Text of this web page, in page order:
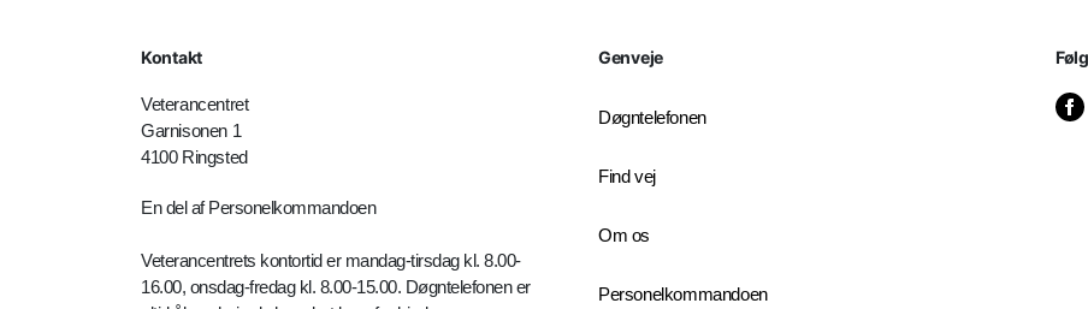
Kontakt
Veterancentret
Garnisonen 1
4100 Ringsted
En del af Personelkommandoen
Veterancentrets kontortid er mandag-tirsdag kl. 8.00-
16.00, onsdag-fredag kl. 8.00-15.00. Døgntelefonen er
Genveje
Døgntelefonen
Find vej
Om os
Personelkommandoen